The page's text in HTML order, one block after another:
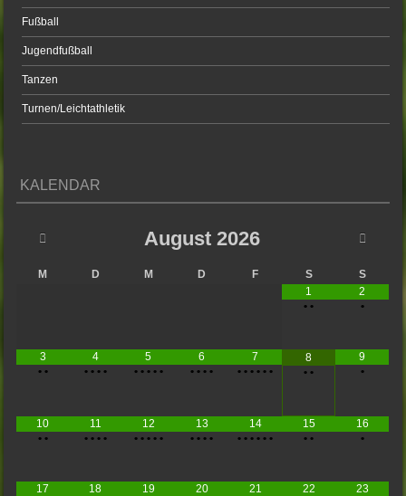
Fußball
Jugendfußball
Tanzen
Turnen/Leichtathletik
KALENDAR
August 2026
M D M D F S
S
1
••
2
•
3
• •
4
• • • •
5
• • • • •
6
••••
7
••••••
8
••
9
•
10
• •
11
• • • •
12
• • • • •
13
••••
14
••••••
15
••
16
•
17 18 19 20 21 22 23